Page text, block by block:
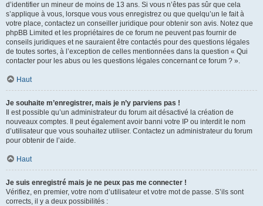
d’identifier un mineur de moins de 13 ans. Si vous n’êtes pas sûr que cela
s’applique à vous, lorsque vous vous enregistrez ou que quelqu’un le fait à
votre place, contactez un conseiller juridique pour obtenir son avis. Notez que
phpBB Limited et les propriétaires de ce forum ne peuvent pas fournir de
conseils juridiques et ne sauraient être contactés pour des questions légales
de toutes sortes, à l’exception de celles mentionnées dans la question « Qui
contacter pour les abus ou les questions légales concernant ce forum ? ».
Haut
Je souhaite m’enregistrer, mais je n’y parviens pas !
Il est possible qu’un administrateur du forum ait désactivé la création de
nouveaux comptes. Il peut également avoir banni votre IP ou interdit le nom
d’utilisateur que vous souhaitez utiliser. Contactez un administrateur du forum
pour obtenir de l’aide.
Haut
Je suis enregistré mais je ne peux pas me connecter !
Vérifiez, en premier, votre nom d’utilisateur et votre mot de passe. S’ils sont
corrects, il y a deux possibilités :